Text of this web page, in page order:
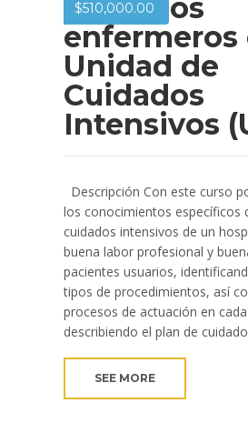
$510,000.00
Cuidados
enfermeros
Unidad de
Cuidados
Intensivos
Descripción Con este curso
los conocimientos específicos
cuidados intensivos de un
buena labor profesional y
pacientes usuarios,
tipos de procedimientos, así
procesos de actuación en
describiendo el plan de
SEE MORE